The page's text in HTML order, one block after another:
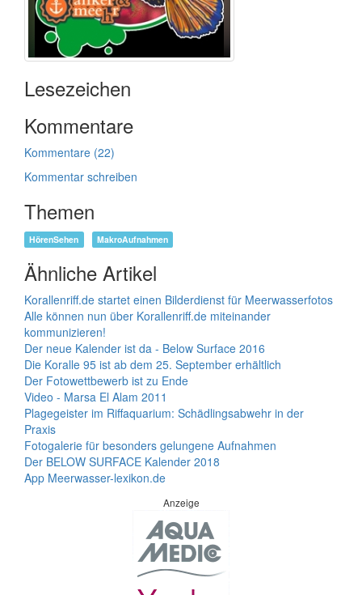
Lesezeichen
Kommentare
Kommentare (22)
Kommentar schreiben
Themen
HörenSehen MakroAufnahmen
Ähnliche Artikel
Korallenriff.de startet einen Bilderdienst für Meerwasserfotos
Alle können nun über Korallenriff.de miteinander
kommunizieren!
Der neue Kalender ist da - Below Surface 2016
Die Koralle 95 ist ab dem 25. September erhältlich
Der Fotowettbewerb ist zu Ende
Video - Marsa El Alam 2011
Plagegeister im Riffaquarium: Schädlingsabwehr in der
Praxis
Fotogalerie für besonders gelungene Aufnahmen
Der BELOW SURFACE Kalender 2018
App Meerwasser-lexikon.de
Anzeige